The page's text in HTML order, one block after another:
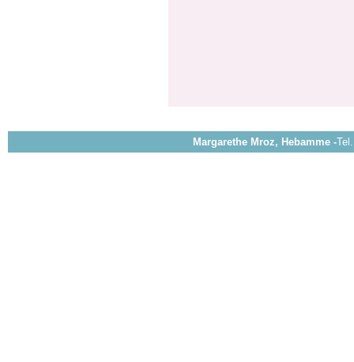
Margarethe Mroz, Hebamme -